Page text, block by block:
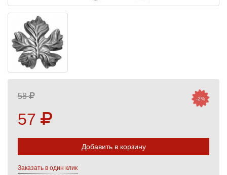
58
57
-2%
Добавить в корзину
Заказать в один клик